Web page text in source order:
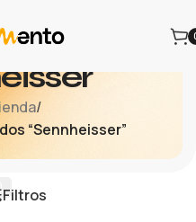
/
“Sennheisser”
Filtros